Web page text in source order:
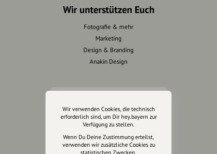
Wir unterstützen Euch
Fotografie & mehr
Marketing
Design & Branding
Anakin Design
unsere Plattform
hey.bayern ist ein Projekt von
uns für unsere Region und
Wir verwenden Cookies, die technisch
erforderlich sind, um Dir hey.bayern zur
Verfügung zu stellen.
Wenn Du Deine Zustimmung erteilst,
verwenden wir zusätzliche Cookies zu
statistischen Zwecken.